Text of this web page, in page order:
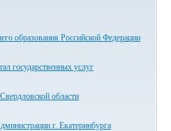
образования Российской Федерации
государственных услуг
области
г. Екатеринбурга